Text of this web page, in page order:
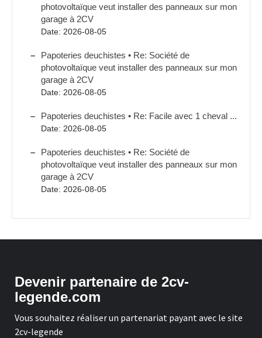
photovoltaïque veut installer des panneaux sur mon
garage à 2CV
Date: 2026-08-05
Papoteries deuchistes • Re: Société de
photovoltaïque veut installer des panneaux sur mon
garage à 2CV
Date: 2026-08-05
Papoteries deuchistes • Re: Facile avec 1 cheval ...
Date: 2026-08-05
Papoteries deuchistes • Re: Société de
photovoltaïque veut installer des panneaux sur mon
garage à 2CV
Date: 2026-08-05
Devenir partenaire de 2cv-
legende.com
Vous souhaitez réaliser un partenariat payant avec le site
2cv-legende